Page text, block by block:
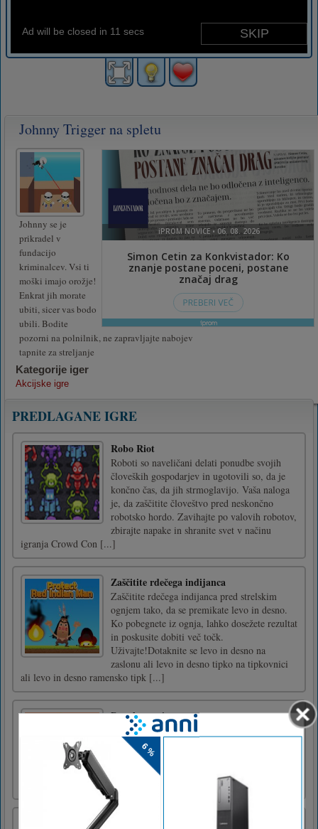
Johnny Trigger na spletu
Johnny se je
prikradel v
fundacijo
kriminalcev. Vsi ti
moški imajo orožje!
Enkrat jih morate
ubiti, sicer vas bodo
ubili. Bodite
pozorni na polnilnik, ne zapravljajte nabojev
tapnite za streljanje
Kategorije iger
Akcijske igre
PREDLAGANE IGRE
Robo Riot
Roboti so naveličani delati ponudbe svojih
človeških gospodarjev in ugotovili so, da je
končno čas, da jih strmoglavijo. Vaša naloga
je, da zaščitite človeštvo pred neskončno
robotsko hordo. Zavihajte po valovih robotov,
zbirajte napake in shranite svet v načinu
igranja Crowd Con [...]
Zaščitite rdečega indijanca
Zaščitite rdečega indijanca pred strelskim
ognjem tako, da se premikate levo in desno.
Ko pobegnete iz ognja, lahko dosežete rezultat
in poskusite dobiti več točk.
Uživajte!Dotaknite se levo in desno na
zaslonu ali levo in desno tipko na tipkovnici
ali levo in desno ramensko tipk [...]
Popolne cevi
Priključite cev in spustite žogo nazaj v
kozarec.Miška levo
Policijska ura doma Jigsaw